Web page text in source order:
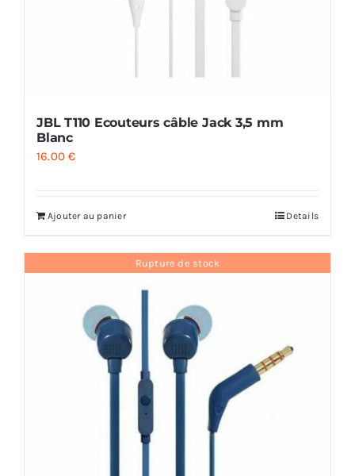
JBL T110 Ecouteurs câble Jack 3,5 mm
Blanc
16.00€
Ajouter au panier Details
Rupture de stock